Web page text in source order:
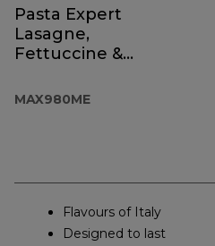
Pasta Expert
Lasagne,
Fettuccine &
MAX980ME
Flavours of Italy
Designed to last